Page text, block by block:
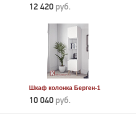
12 420 руб.
Шкаф колонка Берген-1
10 040 руб.